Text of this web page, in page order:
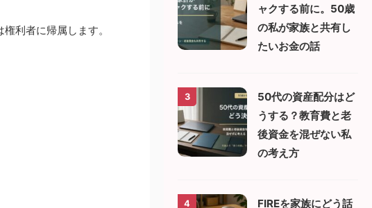
利者に帰属します。
ャクする前に。50歳
の私が家族と共有し
たいお金の話
3
50代の資産配分はど
うする？教育費と老
後資金を混ぜない私
の考え方
4
FIREを家族にどう話